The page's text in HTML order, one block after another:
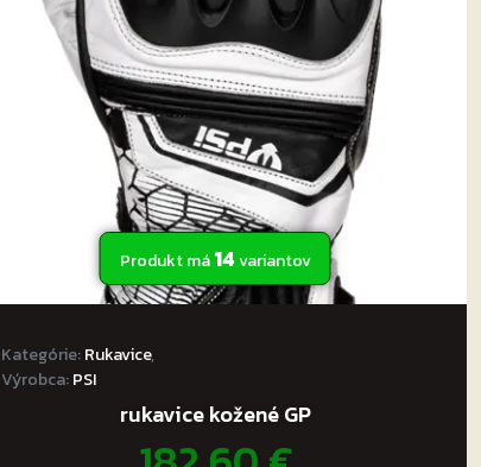
Produkt má14variantov
Kategórie:Rukavice,
Výrobca:PSI
rukavice kožené GP